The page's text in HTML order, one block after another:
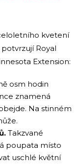
kvetení
Royal
Extension:
osm hodin
znamená
Na stinném
Takzvané
poupata místo
uschlé květní